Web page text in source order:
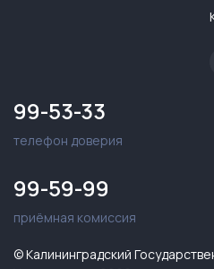
99-53-33
телефон доверия
99-59-99
приёмная комиссия
© Калининградский